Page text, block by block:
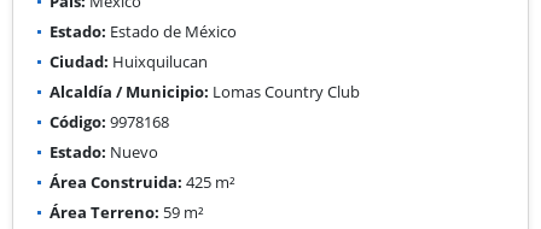
Estado: Estado de México
Ciudad: Huixquilucan
Alcaldía / Municipio: Lomas Country Club
Código: 9978168
Estado: Nuevo
Área Construida: 425 m²
Área Terreno: 59 m²